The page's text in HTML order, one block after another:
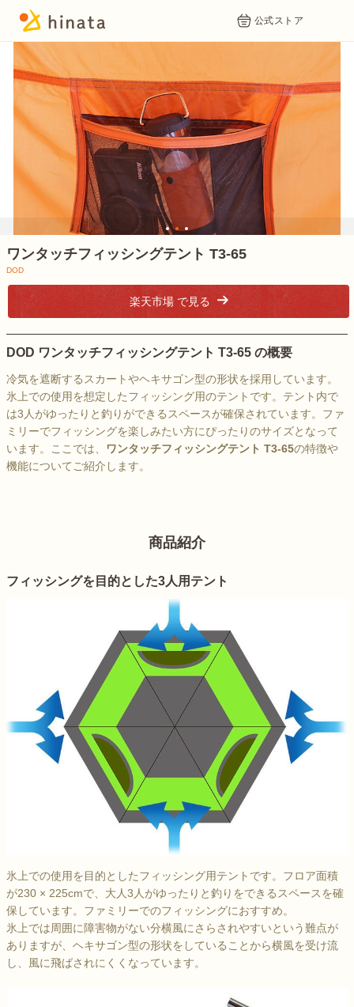
公式ストア
1 2 3
ワンタッチフィッシングテント T3-65
DOD
楽天市場 で見る
DOD ワンタッチフィッシングテント T3-65 の概要
冷気を遮断するスカートやヘキサゴン型の形状を採用しています。
氷上での使用を想定したフィッシング用のテントです。テント内で
は3人がゆったりと釣りができるスペースが確保されています。ファ
ミリーでフィッシングを楽しみたい方にぴったりのサイズとなって
います。ここでは、
ワンタッチフィッシングテント T3-65の特徴や
機能についてご紹介します。
商品紹介
フィッシングを目的とした3人用テント
氷上での使用を目的としたフィッシング用テントです。フロア面積
が230 × 225cmで、大人3人がゆったりと釣りをできるスペースを確
保しています。ファミリーでのフィッシングにおすすめ。
氷上では周囲に障害物がない分横風にさらされやすいという難点が
ありますが、ヘキサゴン型の形状をしていることから横風を受け流
し、風に飛ばされにくくなっています。